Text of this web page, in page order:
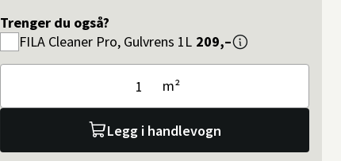
Trenger du også?
FILA Cleaner Pro, Gulvrens 1L 209,–
m²
Legg i handlevogn